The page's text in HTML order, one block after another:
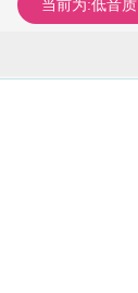
当前为:低音质